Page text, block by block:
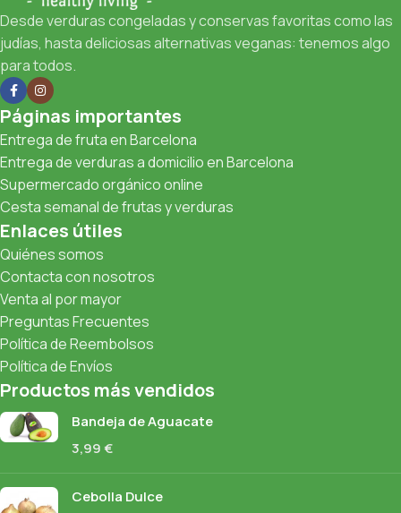
Desde verduras congeladas y conservas favoritas como las
judías, hasta deliciosas alternativas veganas: tenemos algo
para todos.
Páginas importantes
Entrega de fruta en Barcelona
Entrega de verduras a domicilio en Barcelona
Supermercado orgánico online
Cesta semanal de frutas y verduras
Enlaces útiles
Quiénes somos
Contacta con nosotros
Venta al por mayor
Preguntas Frecuentes
Política de Reembolsos
Política de Envíos
Productos más vendidos
Bandeja de Aguacate
3,99€
Cebolla Dulce